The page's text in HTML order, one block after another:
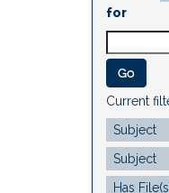
for
Current